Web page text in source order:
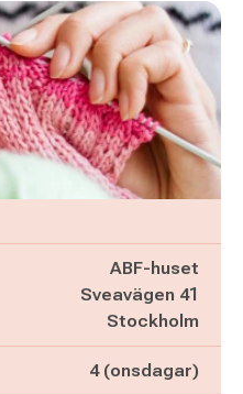
ABF-huset
Sveavägen 41
Stockholm
4 (onsdagar)